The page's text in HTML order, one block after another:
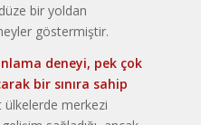
bir yoldan
göstermiştir.
deneyi, pek çok
bir sınıra sahip
ülkelerde merkezi